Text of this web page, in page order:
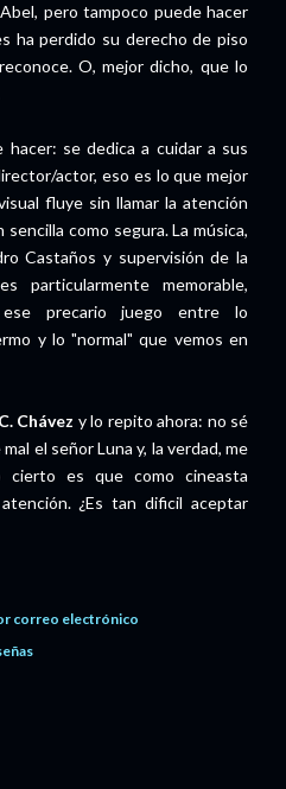
pero tampoco puede hacer
ha perdido su derecho de piso
O, mejor dicho, que lo
se dedica a cuidar a sus
actor, eso es lo que mejor
fluye sin llamar la atención
como segura. La música,
Castaños y supervisión de la
particularmente memorable,
ese precario juego entre lo
y lo "normal" que vemos en
Chávez y lo repito ahora: no sé
el señor Luna y, la verdad, me
cierto es que como cineasta
¿Es tan dificil aceptar
correo electrónico